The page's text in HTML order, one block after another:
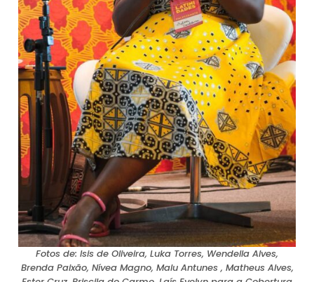
Fotos de: Isis de Oliveira, Luka Torres, Wendella Alves,
Brenda Paixão, Nívea Magno, Malu Antunes , Matheus Alves,